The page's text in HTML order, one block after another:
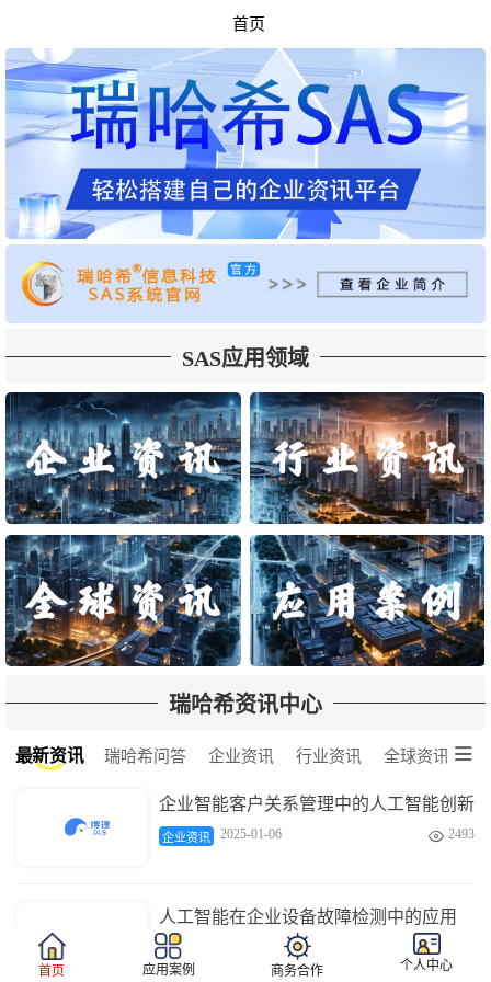
首页
SAS应用领域
瑞哈希资讯中心
最新资讯 瑞哈希问答 企业资讯 行业资讯 全球资讯 
企业智能客户关系管理中的人工智能创新
企业资讯 2025-01-06  2493
人工智能在企业设备故障检测中的应用
企业资讯 
首页
应用案例 商务合作 个人中心